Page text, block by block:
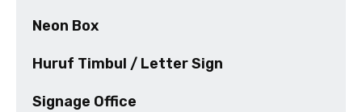
Neon Box
Huruf Timbul / Letter Sign
Signage Office